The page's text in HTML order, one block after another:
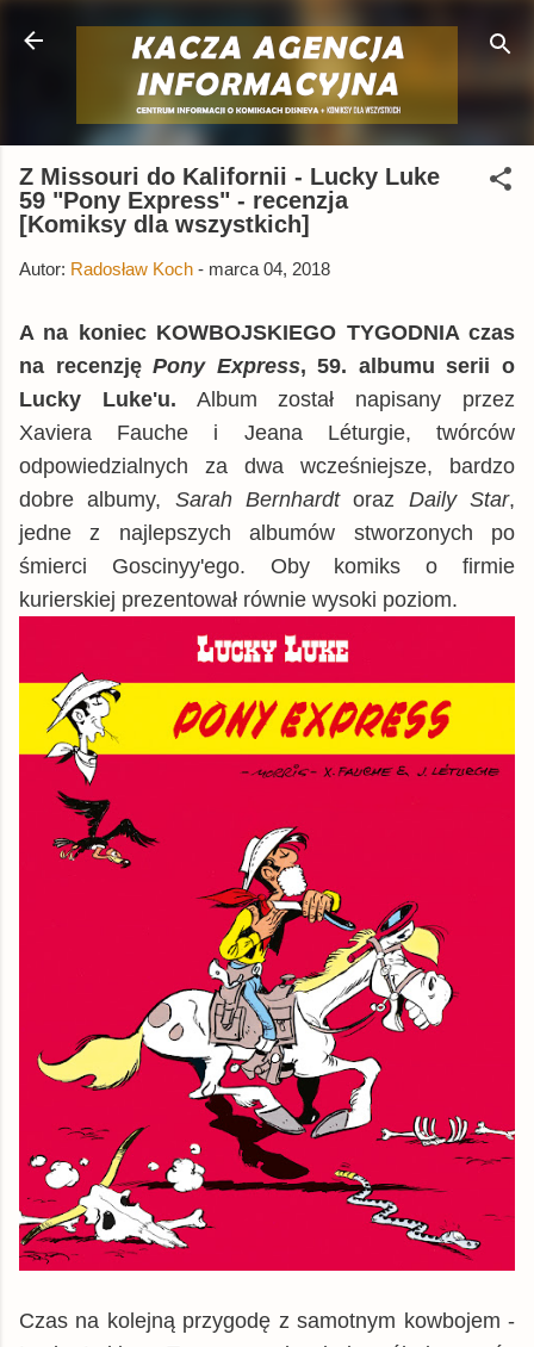
Przejdź do głównej zawartości
Z Missouri do Kalifornii - Lucky Luke
59 "Pony Express" - recenzja
[Komiksy dla wszystkich]
Autor: Radosław Koch - marca 04, 2018
A na koniec KOWBOJSKIEGO TYGODNIA czas
na recenzjęPony Express, 59. albumu serii o
Lucky Luke'u. Album został napisany przez
Xaviera Fauche i Jeana Léturgie, twórców
odpowiedzialnych za dwa wcześniejsze, bardzo
dobre albumy, Sarah Bernhardtoraz Daily Star,
jedne z najlepszych albumów stworzonych po
śmierci Goscinyy'ego. Oby komiks o firmie
kurierskiej prezentował równie wysoki poziom.
Czas na kolejną przygodę z samotnym kowbojem -